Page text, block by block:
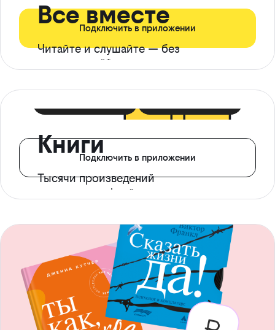
Все вместе
Читайте и слушайте — без
ограничений*
Подключить в приложении
Книги
Тысячи произведений
с доступом офлайн
Подключить в приложении